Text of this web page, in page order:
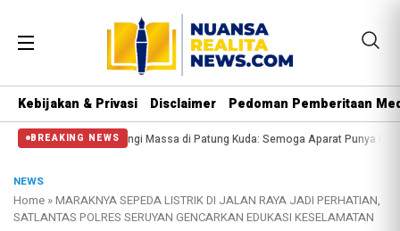
Kebijakan & Privasi Disclaimer Pedoman Pemberitaan
BREAKING NEWS
Halangi Massa di Patung Kuda: Semoga Aparat Punya Hati Nurani
NEWS
Home »MARAKNYA SEPEDA LISTRIK DI JALAN RAYA JADI PERHATIAN,
SATLANTAS POLRES SERUYAN GENCARKAN EDUKASI KESELAMATAN